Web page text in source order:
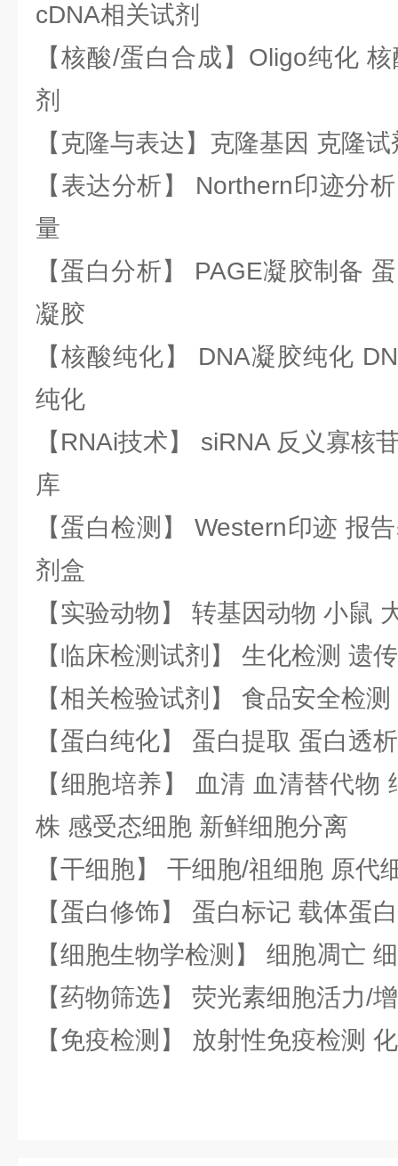
cDNA相关试剂
【核酸/蛋白合成】Oligo纯化
剂
【克隆与表达】克隆基因 克隆
【表达分析】 Northern印迹分
量
【蛋白分析】 PAGE凝胶制备
凝胶
【核酸纯化】 DNA凝胶纯化
纯化
【RNAi技术】 siRNA 反义寡核
库
【蛋白检测】 Western印迹 报
剂盒
【实验动物】 转基因动物 小鼠
【临床检测试剂】 生化检测 遗
【相关检验试剂】 食品安全检
【蛋白纯化】 蛋白提取 蛋白透
【细胞培养】 血清 血清替代物
株 感受态细胞 新鲜细胞分离
【干细胞】 干细胞/祖细胞 原代
【蛋白修饰】 蛋白标记 载体蛋
【细胞生物学检测】 细胞凋亡
【药物筛选】 荧光素细胞活力/
【免疫检测】 放射性免疫检测